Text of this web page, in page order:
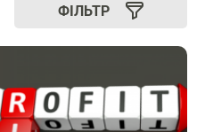
ФІЛЬТР